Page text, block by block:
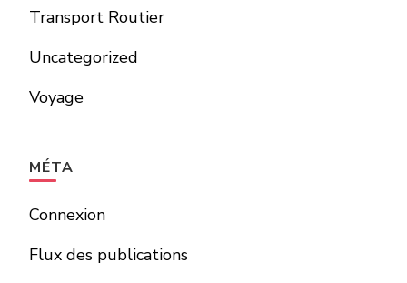
Transport Routier
Uncategorized
Voyage
MÉTA
Connexion
Flux des publications